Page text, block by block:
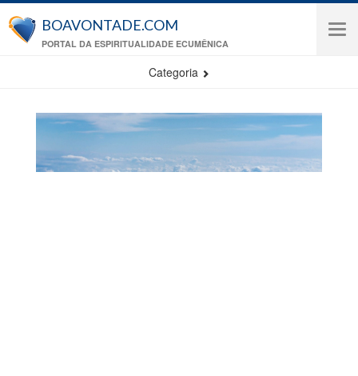
Pular para o conteúdo principal
BOAVONTADE.COM
PORTAL DA ESPIRITUALIDADE ECUMÊNICA
Categoria